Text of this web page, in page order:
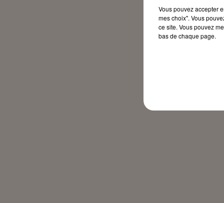
Vous pouvez accepter
mes choix". Vous
ce site. Vous pouvez
bas de chaque page.